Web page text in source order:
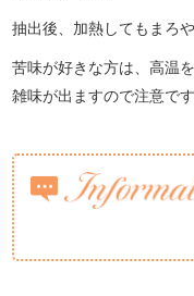
抽出後、加熱してもまろ
苦味が好きな方は、高温
雑味が出ますので注意です